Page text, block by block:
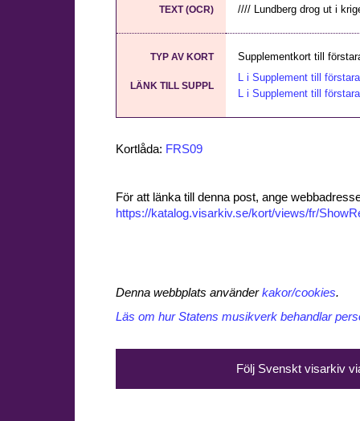
TEXT (OCR) //// Lundberg drog ut i
TYP AV KORT Supplementkort till
LÄNK TILL SUPPL
L i Supplement till
L i Supplement till
Kortlåda: FRS09
För att länka till denna post, ange
https://katalog.visarkiv.se/kort/views/fr/
Denna webbplats använderkakor/cookies.
Läs om hur Statens musikverk behandlar
Följ Svenskt visarkiv